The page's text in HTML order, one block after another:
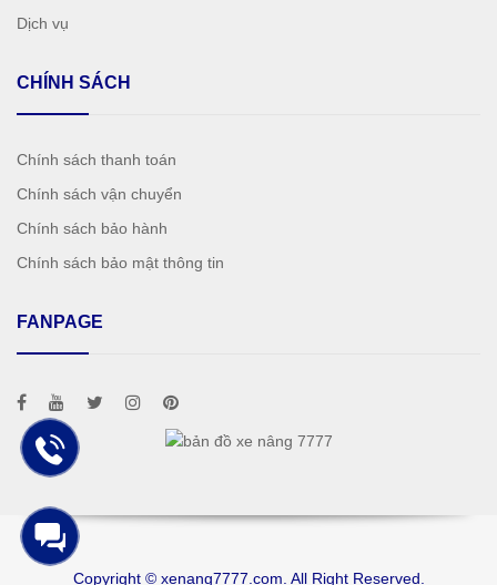
Dịch vụ
CHÍNH SÁCH
Chính sách thanh toán
Chính sách vận chuyển
Chính sách bảo hành
Chính sách bảo mật thông tin
FANPAGE
Copyright © xenang7777.com. All Right Reserved.